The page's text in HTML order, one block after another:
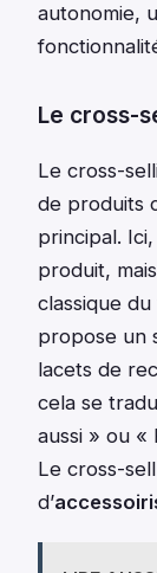
autonomie,
Le cross-
Le cross-
de produits
principal.
produit, mais
classique
propose un
lacets de
cela se
aussi » ou «
Le cross-
d’